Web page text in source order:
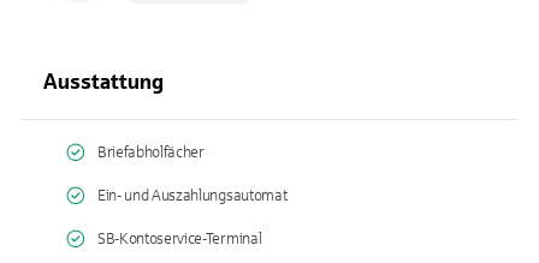
Ausstattung
Briefabholfächer
Ein- und Auszahlungsautomat
SB-Kontoservice-Terminal